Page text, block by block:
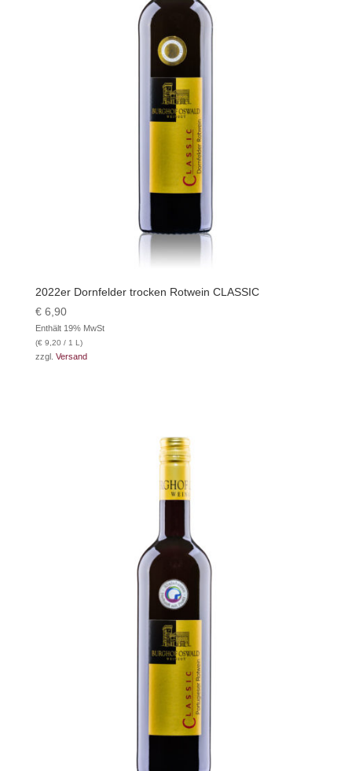
2022er Dornfelder trocken Rotwein CLASSIC
€6,90
Enthält 19% MwSt
(€9,20 / 1 L)
zzgl. Versand